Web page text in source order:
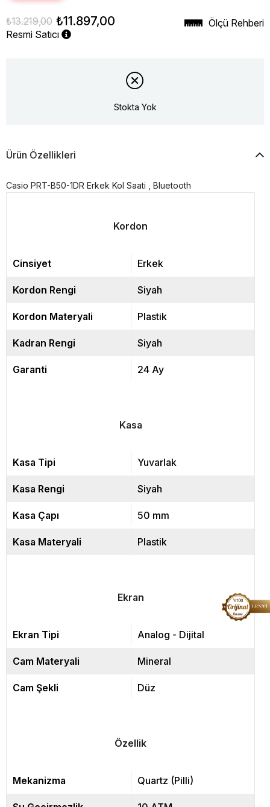
₺13.219,00 ₺11.897,00
Resmi Satıcı
Ölçü Rehberi
Stokta Yok
Ürün Özellikleri
Casio PRT-B50-1DR Erkek Kol Saati , Bluetooth
Kordon
Cinsiyet Erkek
Kordon Rengi Siyah
Kordon Materyali Plastik
Kadran Rengi Siyah
Garanti 24 Ay
Kasa
Kasa Tipi Yuvarlak
Kasa Rengi Siyah
Kasa Çapı 50 mm
Kasa Materyali Plastik
Ekran
Ekran Tipi Analog - Dijital
Cam Materyali Mineral
Cam Şekli Düz
Özellik
Mekanizma Quartz (Pilli)